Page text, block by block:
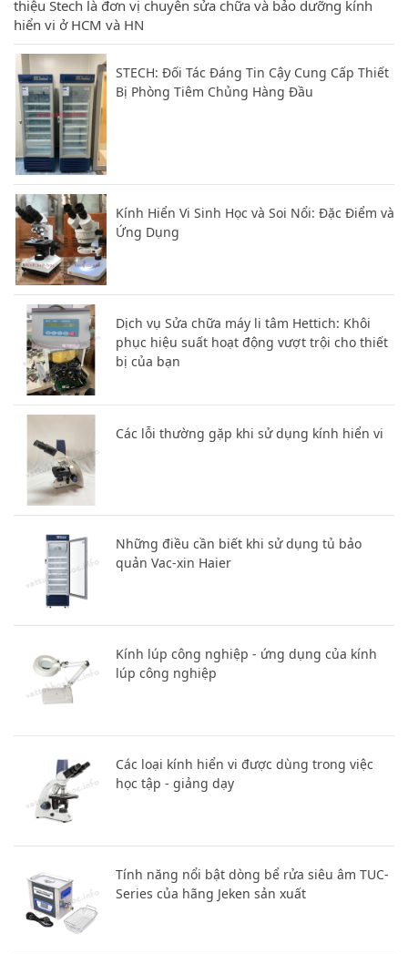
thiệu Stech là đơn vị chuyên sửa chữa và bảo dưỡng kính
hiển vi ở HCM và HN
STECH: Đối Tác Đáng Tin Cậy Cung Cấp Thiết
Bị Phòng Tiêm Chủng Hàng Đầu
Kính Hiển Vi Sinh Học và Soi Nổi: Đặc Điểm và
Ứng Dụng
Dịch vụ Sửa chữa máy li tâm Hettich: Khôi
phục hiệu suất hoạt động vượt trội cho thiết
bị của bạn
Các lỗi thường gặp khi sử dụng kính hiển vi
Những điều cần biết khi sử dụng tủ bảo
quản Vac-xin Haier
Kính lúp công nghiệp - ứng dụng của kính
lúp công nghiệp
Các loại kính hiển vi được dùng trong việc
học tập - giảng dạy
Tính năng nổi bật dòng bể rửa siêu âm TUC-
Series của hãng Jeken sản xuất